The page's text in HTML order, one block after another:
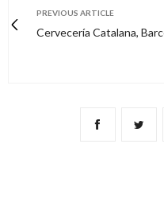
PREVIOUS ARTICLE
Cervecería Catalana,